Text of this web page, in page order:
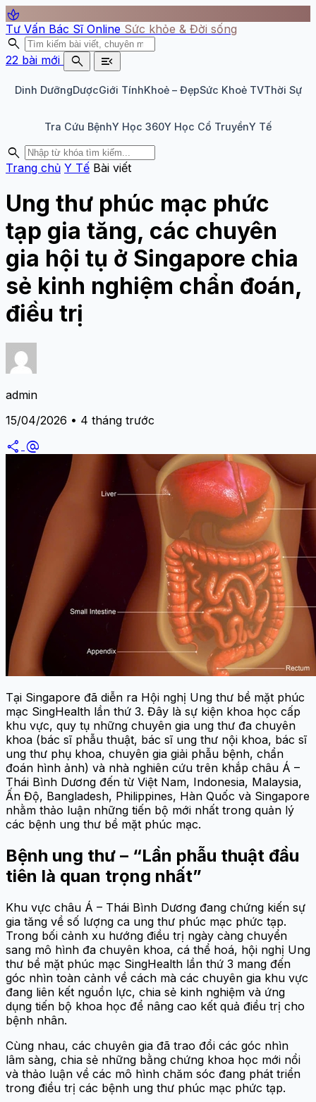
spa
Tư Vấn Bác Sĩ Online Sức khỏe & Đời sống
search
22 bài mới search menu_open
Dinh DưỡngDượcGiới TínhKhoẻ – ĐẹpSức Khoẻ TVThời Sự
Tra Cứu BệnhY Học 360Y Học Cổ TruyềnY Tế
search
Trang chủ Y Tế Bài viết
Ung thư phúc mạc phức
tạp gia tăng, các chuyên
gia hội tụ ở Singapore chia
sẻ kinh nghiệm chẩn đoán,
điều trị
admin
15/04/2026 • 4 tháng trước
share alternate_email
Tại Singapore đã diễn ra Hội nghị Ung thư bề mặt phúc
mạc SingHealth lần thứ 3. Đây là sự kiện khoa học cấp
khu vực, quy tụ những chuyên gia ung thư đa chuyên
khoa (bác sĩ phẫu thuật, bác sĩ ung thư nội khoa, bác sĩ
ung thư phụ khoa, chuyên gia giải phẫu bệnh, chẩn
đoán hình ảnh) và nhà nghiên cứu trên khắp châu Á –
Thái Bình Dương đến từ Việt Nam, Indonesia, Malaysia,
Ấn Độ, Bangladesh, Philippines, Hàn Quốc và Singapore
nhằm thảo luận những tiến bộ mới nhất trong quản lý
các bệnh ung thư bề mặt phúc mạc.
Bệnh ung thư – “Lần phẫu thuật đầu
tiên là quan trọng nhất”
Khu vực châu Á – Thái Bình Dương đang chứng kiến sự
gia tăng về số lượng ca ung thư phúc mạc phức tạp.
Trong bối cảnh xu hướng điều trị ngày càng chuyển
sang mô hình đa chuyên khoa, cá thể hoá, hội nghị Ung
thư bề mặt phúc mạc SingHealth lần thứ 3 mang đến
góc nhìn toàn cảnh về cách mà các chuyên gia khu vực
đang liên kết nguồn lực, chia sẻ kinh nghiệm và ứng
dụng tiến bộ khoa học để nâng cao kết quả điều trị cho
bệnh nhân.
Cùng nhau, các chuyên gia đã trao đổi các góc nhìn
lâm sàng, chia sẻ những bằng chứng khoa học mới nổi
và thảo luận về các mô hình chăm sóc đang phát triển
trong điều trị các bệnh ung thư phúc mạc phức tạp.